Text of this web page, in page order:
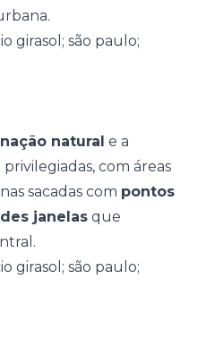
natural e a
com áreas
sacadas com pontos
janelas que